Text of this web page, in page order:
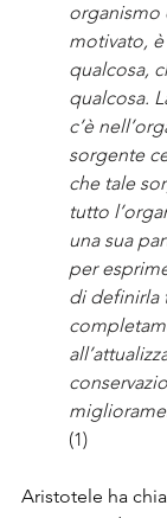
organismo
motivato,
qualcosa,
qualcosa.
c’è
sorgente
che tale
tutto
una sua
per
di definirla
(1)
Aristotele ha